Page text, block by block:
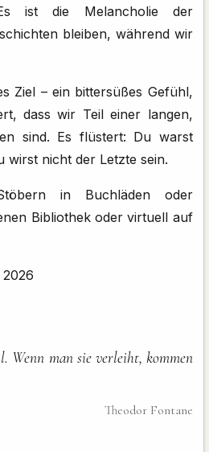
ist die Melancholie der
bleiben, während wir
Ziel – ein bittersüßes Gefühl,
dass wir Teil einer langen,
sind. Es flüstert: Du warst
wirst nicht der Letzte sein.
in Buchläden oder
Bibliothek oder virtuell auf
Wenn man sie verleiht, kommen
Theodor Fontane